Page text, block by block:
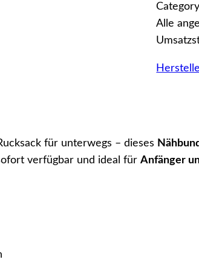
g
a
T
a
n
S
Alle
für unterwegs – dieses
verfügbar und ideal für Anfänger